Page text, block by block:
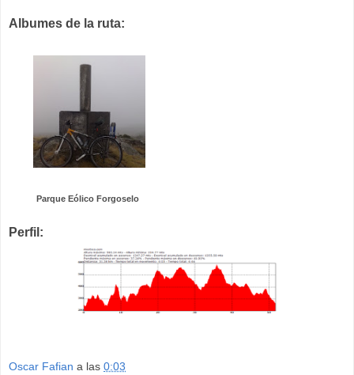
Albumes de la ruta:
Parque Eólico Forgoselo
Perfil:
Oscar Fafian a las 0:03